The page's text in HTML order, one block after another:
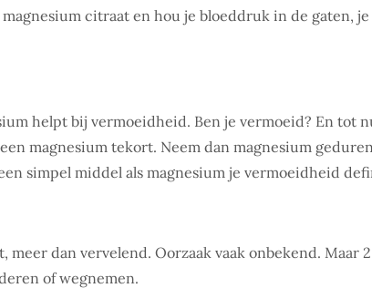
citraat en hou je bloeddruk in de gaten,
helpt bij vermoeidheid. Ben je vermoeid? En tot
magnesium tekort. Neem dan magnesium
simpel middel als magnesium je vermoeidheid
meer dan vervelend. Oorzaak vaak onbekend. Maar
of wegnemen.